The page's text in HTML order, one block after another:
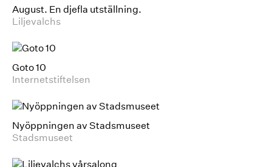
August. En djefla utställning.
Liljevalchs
Goto 10
Internetstiftelsen
Nyöppningen av Stadsmuseet
Stadsmuseet